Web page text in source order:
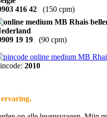
416 42
(150 cpm)
19 19
(90 cpm)
2010
ervaring.